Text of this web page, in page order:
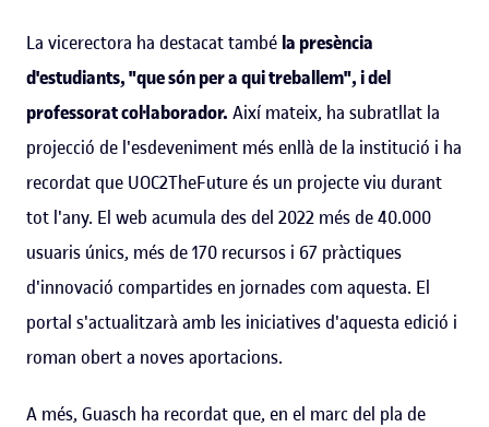
La vicerectora ha destacat també la presència
d'estudiants, "que són per a qui treballem", i del
professorat col·laborador. Així mateix, ha subratllat la
projecció de l'esdeveniment més enllà de la institució i ha
recordat que UOC2TheFuture és un projecte viu durant
tot l'any. El web acumula des del 2022 més de 40.000
usuaris únics, més de 170 recursos i 67 pràctiques
d'innovació compartides en jornades com aquesta. El
portal s'actualitzarà amb les iniciatives d'aquesta edició i
roman obert a noves aportacions.
A més, Guasch ha recordat que, en el marc del pla de